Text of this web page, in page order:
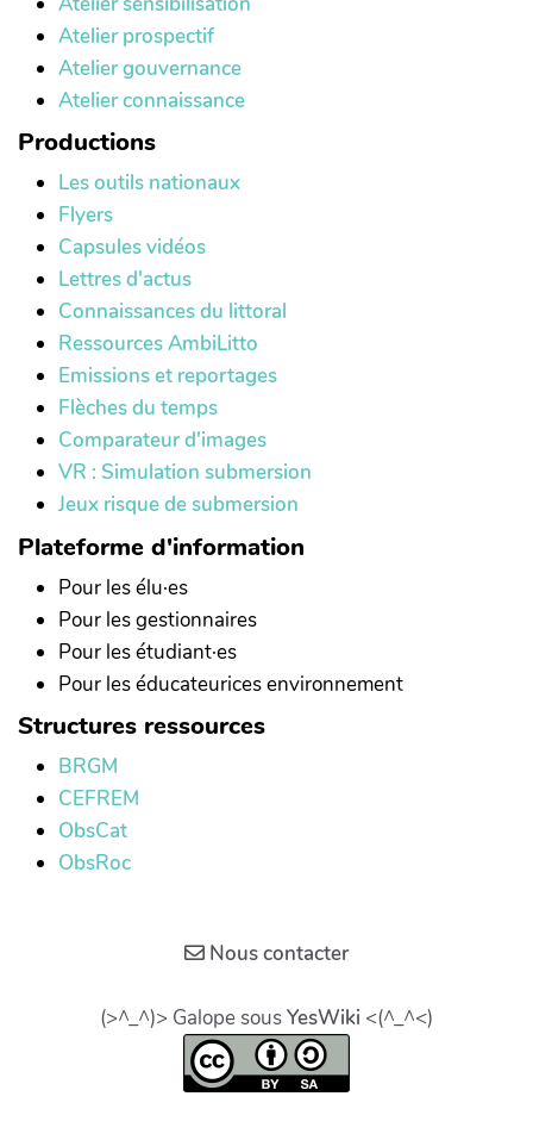
Atelier prospectif
Atelier gouvernance
Atelier connaissance
Productions
Les outils nationaux
Flyers
Capsules vidéos
Lettres d'actus
Connaissances du littoral
Ressources AmbiLitto
Emissions et reportages
Flèches du temps
Comparateur d'images
VR : Simulation submersion
Jeux risque de submersion
Plateforme d'information
Pour les élu·es
Pour les gestionnaires
Pour les étudiant·es
Pour les éducateurices environnement
Structures ressources
BRGM
CEFREM
ObsCat
ObsRoc
Nous contacter
(>^_^)> Galope sousYesWiki <(^_^<)